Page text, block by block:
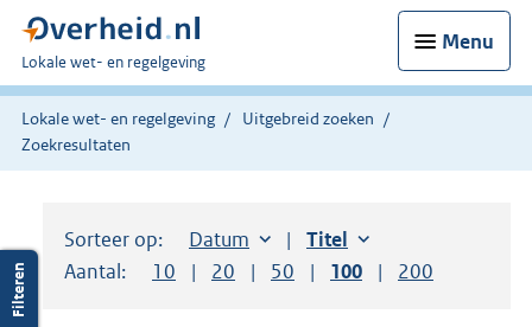
Menu
U
bent
hier:
Lokale wet- en regelgeving
Lokale wet- en regelgeving
Uitgebreid zoeken
Zoekresultaten
Sorteer op: Sorteer op:
Datum aflopendSorteer op:
Titel oplopend
Aantal:
Toon
10 resultaten per pagina
Toon
20 resultaten per pagina
Toon
50 resultaten per pagina
Toon
100 resultaten per
Toon
200